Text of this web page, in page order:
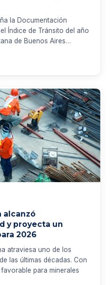
la Documentación
Índice de Tránsito del año
de Buenos Aires…
alcanzó
y proyecta un
2026
atraviesa uno de los
las últimas décadas. Con
para minerales